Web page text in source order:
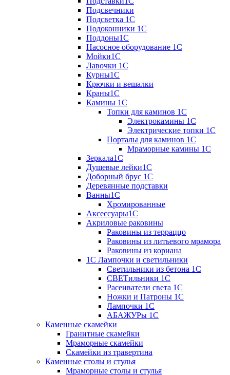
Подсвечники
Подсветка 1С
Подоконники 1С
Поддоны1С
Насосное оборудование 1С
Мойки1С
Лавочки 1С
Курны1С
Крючки и вешалки
Краны1С
Камины 1C
Топки для каминов 1C
Электрокамины 1С
Электрические топки 1C
Порталы для каминов 1С
Мраморные камины 1C
Зеркала1С
Душевые лейки1С
Доборный брус 1С
Деревянные подставки
Ванны1С
Хромированные
Аксессуары1С
Акриловые раковины
Раковины из терраццо
Раковины из литьевого мрамора
Раковины из кориана
1С Лампочки и светильники
Светильники из бетона 1С
СВЕТильники 1С
Расеиватели света 1С
Ножки и Патроны 1С
Лампочки 1С
АБАЖУРы 1С
Каменные скамейки
Гранитные скамейки
Мраморные скамейки
Скамейки из травертина
Каменные столы и стулья
Мраморные столы и стулья